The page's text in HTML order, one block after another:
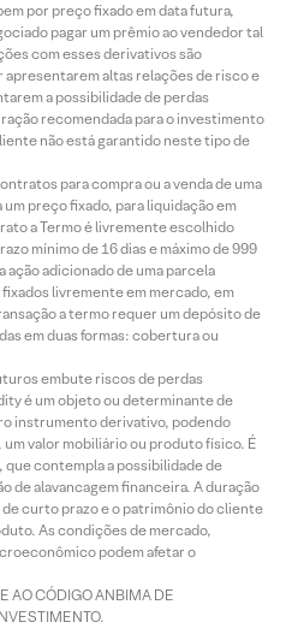
por preço fixado em data futura,
pagar um prêmio ao vendedor tal
com esses derivativos são
altas relações de risco e
a possibilidade de perdas
recomendada para o investimento
não está garantido neste tipo de
para compra ou a venda de uma
preço fixado, para liquidação em
a Termo é livremente escolhido
mínimo de 16 dias e máximo de 999
ação adicionado de uma parcela
livremente em mercado, em
a termo requer um depósito de
em duas formas: cobertura ou
embute riscos de perdas
é um objeto ou determinante de
instrumento derivativo, podendo
valor mobiliário ou produto físico. É
contempla a possibilidade de
de alavancagem financeira. A duração
curto prazo e o patrimônio do cliente
As condições de mercado,
podem afetar o
AO CÓDIGO ANBIMA DE